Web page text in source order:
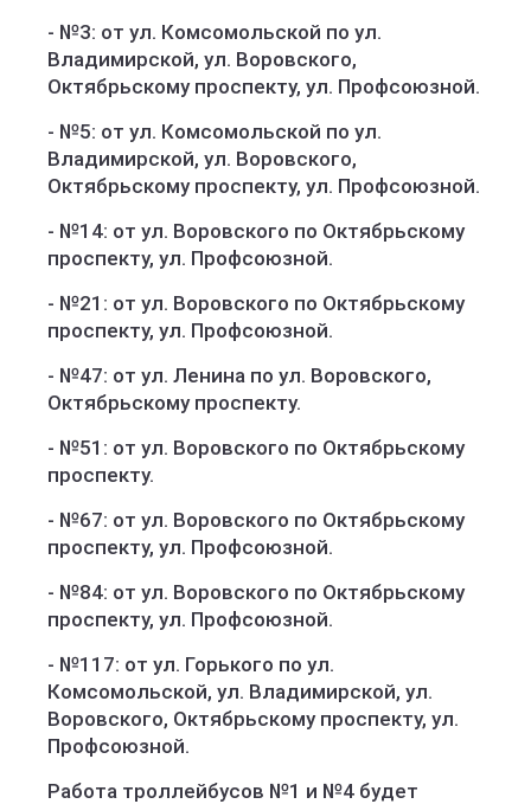
- №3: от ул. Комсомольской по ул.
Владимирской, ул. Воровского,
Октябрьскому проспекту, ул. Профсоюзной.
- №5: от ул. Комсомольской по ул.
Владимирской, ул. Воровского,
Октябрьскому проспекту, ул. Профсоюзной.
- №14: от ул. Воровского по Октябрьскому
проспекту, ул. Профсоюзной.
- №21: от ул. Воровского по Октябрьскому
проспекту, ул. Профсоюзной.
- №47: от ул. Ленина по ул. Воровского,
Октябрьскому проспекту.
- №51: от ул. Воровского по Октябрьскому
проспекту.
- №67: от ул. Воровского по Октябрьскому
проспекту, ул. Профсоюзной.
- №84: от ул. Воровского по Октябрьскому
проспекту, ул. Профсоюзной.
- №117: от ул. Горького по ул.
Комсомольской, ул. Владимирской, ул.
Воровского, Октябрьскому проспекту, ул.
Профсоюзной.
Работа троллейбусов №1 и №4 будет